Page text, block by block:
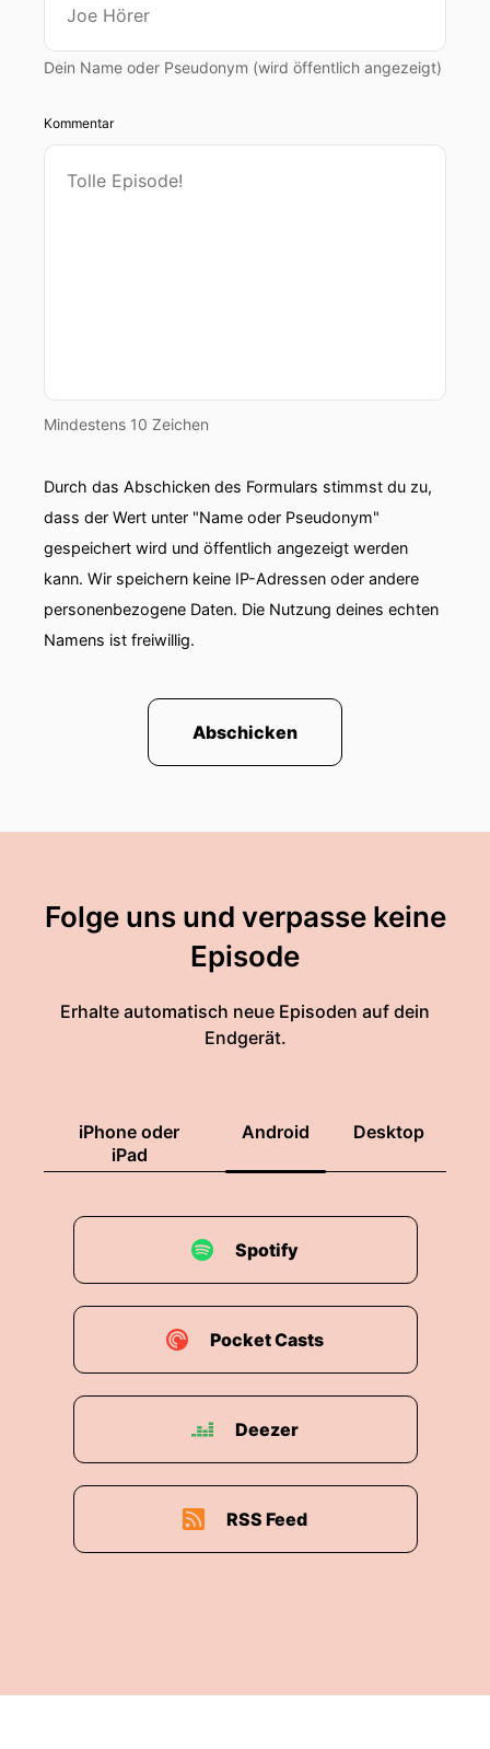
Dein Name oder Pseudonym (wird öffentlich angezeigt)
Kommentar
Mindestens 10 Zeichen
Durch das Abschicken des Formulars stimmst du zu,
dass der Wert unter "Name oder Pseudonym"
gespeichert wird und öffentlich angezeigt werden
kann. Wir speichern keine IP-Adressen oder andere
personenbezogene Daten. Die Nutzung deines echten
Namens ist freiwillig.
Abschicken
Folge uns und verpasse keine
Episode
Erhalte automatisch neue Episoden auf dein
Endgerät.
iPhone oder
iPad
Android Desktop
Spotify
Pocket Casts
Deezer
RSS Feed